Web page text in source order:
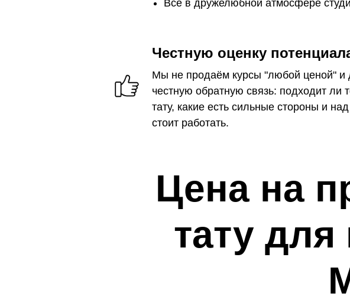
Все в дружелюбной атмосфере
Честную оценку
Мы не продаём курсы "любой ценой" и
честную обратную связь: подходит ли
тату, какие есть сильные стороны и
стоит работать.
Цена на
тату